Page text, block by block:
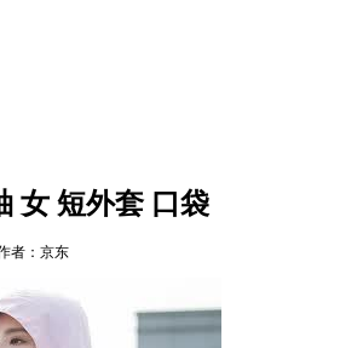
女 短外套 口袋
者：京东